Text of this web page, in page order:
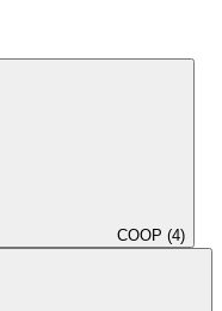
COOP (4)